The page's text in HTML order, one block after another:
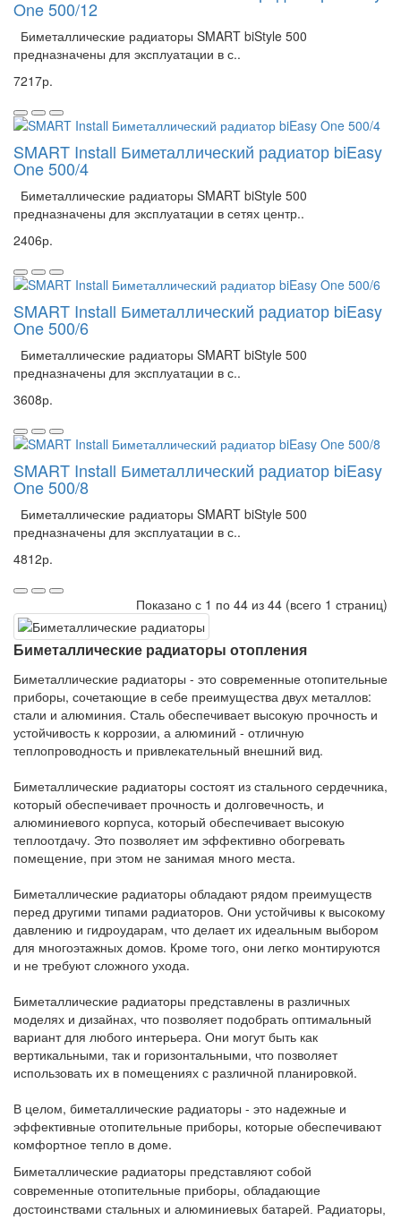
One 500/12
Биметаллические радиаторы SMART biStyle 500
предназначены для эксплуатации в с..
7217р.
SMART Install Биметаллический радиатор biEasy
One 500/4
Биметаллические радиаторы SMART biStyle 500
предназначены для эксплуатации в сетях центр..
2406р.
SMART Install Биметаллический радиатор biEasy
One 500/6
Биметаллические радиаторы SMART biStyle 500
предназначены для эксплуатации в с..
3608р.
SMART Install Биметаллический радиатор biEasy
One 500/8
Биметаллические радиаторы SMART biStyle 500
предназначены для эксплуатации в с..
4812р.
Показано с 1 по 44 из 44 (всего 1 страниц)
Биметаллические радиаторы отопления
Биметаллические радиаторы - это современные отопительные
приборы, сочетающие в себе преимущества двух металлов:
стали и алюминия. Сталь обеспечивает высокую прочность и
устойчивость к коррозии, а алюминий - отличную
теплопроводность и привлекательный внешний вид.
Биметаллические радиаторы состоят из стального сердечника,
который обеспечивает прочность и долговечность, и
алюминиевого корпуса, который обеспечивает высокую
теплоотдачу. Это позволяет им эффективно обогревать
помещение, при этом не занимая много места.
Биметаллические радиаторы обладают рядом преимуществ
перед другими типами радиаторов. Они устойчивы к высокому
давлению и гидроударам, что делает их идеальным выбором
для многоэтажных домов. Кроме того, они легко монтируются
и не требуют сложного ухода.
Биметаллические радиаторы представлены в различных
моделях и дизайнах, что позволяет подобрать оптимальный
вариант для любого интерьера. Они могут быть как
вертикальными, так и горизонтальными, что позволяет
использовать их в помещениях с различной планировкой.
В целом, биметаллические радиаторы - это надежные и
эффективные отопительные приборы, которые обеспечивают
комфортное тепло в доме.
Биметаллические радиаторы представляют собой
современные отопительные приборы, обладающие
достоинствами стальных и алюминиевых батарей. Радиаторы,